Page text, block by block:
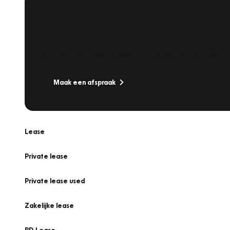
Maak een afspraak
Lease
Private lease
Private lease used
Zakelijke lease